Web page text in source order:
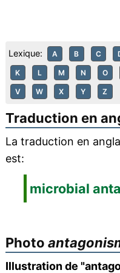
Lexique: A B C
K L M N O
V W X Y Z
Traduction en
La traduction en
est:
microbial
Photo
Illustration de